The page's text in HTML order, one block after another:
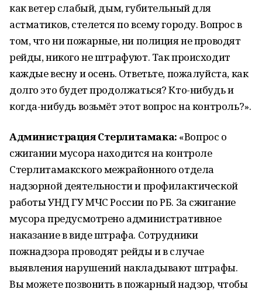
как ветер слабый, дым, губительный для
астматиков, стелется по всему городу. Вопрос в
том, что ни пожарные, ни полиция не проводят
рейды, никого не штрафуют. Так происходит
каждые весну и осень. Ответьте, пожалуйста, как
долго это будет продолжаться? Кто-нибудь и
когда-нибудь возьмёт этот вопрос на контроль?».
Администрация Стерлитамака: «Вопрос о
сжигании мусора находится на контроле
Стерлитамакского межрайонного отдела
надзорной деятельности и профилактической
работы УНД ГУ МЧС России по РБ. За сжигание
мусора предусмотрено административное
наказание в виде штрафа. Сотрудники
пожнадзора проводят рейды и в случае
выявления нарушений накладывают штрафы.
Вы можете позвонить в пожарный надзор, чтобы